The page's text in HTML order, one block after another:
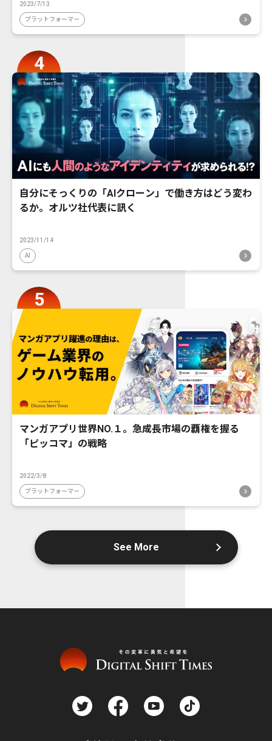
2023/7/13
プラットフォーマー
自分にそっくりの「AIクローン」で働き方はどう変わ
るか。オルツ社代表に訊く
2023/11/14
AI
マンガアプリ世界NO.１。急成長市場の覇権を握る
「ピッコマ」の戦略
2022/3/8
プラットフォーマー
See More